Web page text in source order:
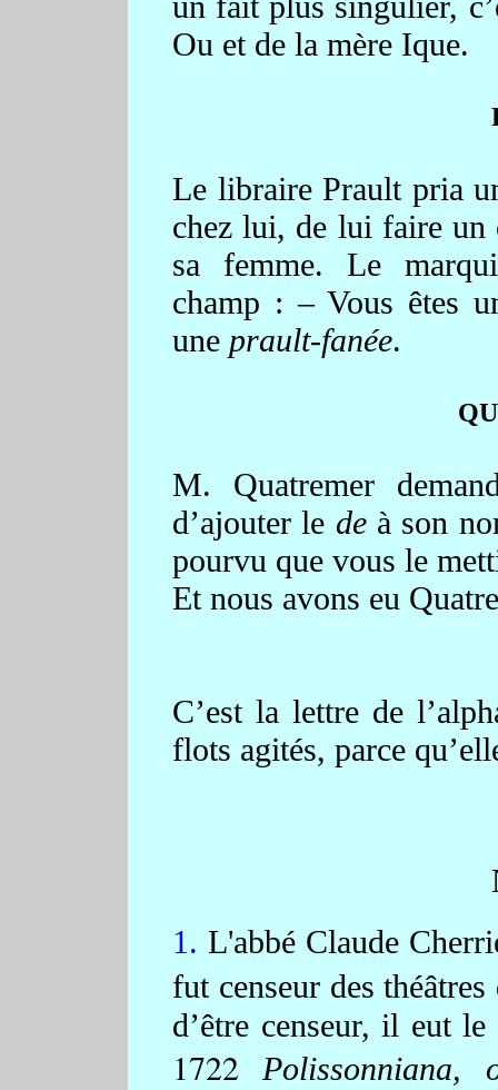
Ou et de la mère Ique.
Le libraire Prault pria
chez lui, de lui faire un
sa femme. Le
champ : – Vous êtes
une prault-fanée.
M. Quatremer
d’ajouter le de à son
pourvu que vous le
Et nous avons eu
C’est la lettre de
flots agités, parce
1. L'abbéClaude
fut censeur des
d’être censeur, il eut
1722
Polissonniana,